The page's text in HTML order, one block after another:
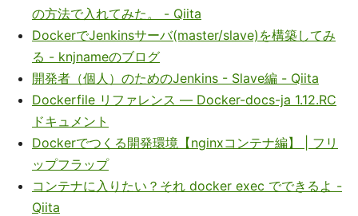
の方法で入れてみた。 - Qiita
DockerでJenkinsサーバ(master/slave)を構築してみ
る - knjnameのブログ
開発者（個人）のためのJenkins - Slave編 - Qiita
Dockerfile リファレンス — Docker-docs-ja 1.12.RC
ドキュメント
Dockerでつくる開発環境【nginxコンテナ編】 | フリ
ップフラップ
コンテナに入りたい？それ docker exec でできるよ -
Qiita